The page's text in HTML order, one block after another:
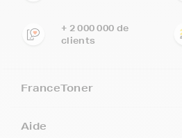
+ 2 000 000 de
clients
FranceToner
Aide